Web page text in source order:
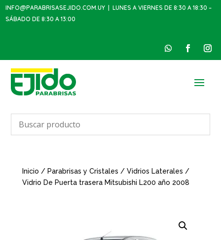
INFO@PARABRISASEJIDO.COM.UY | LUNES A VIERNES DE 8:30 A 18:30 –
SÁBADO DE 8:30 A 13:00
Inicio / Parabrisas y Cristales / Vidrios Laterales /
Vidrio De Puerta trasera Mitsubishi L200 año 2008